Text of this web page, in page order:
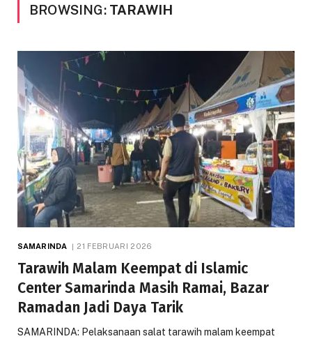
BROWSING: TARAWIH
SAMARINDA 21 FEBRUARI 2026
Tarawih Malam Keempat di Islamic
Center Samarinda Masih Ramai, Bazar
Ramadan Jadi Daya Tarik
SAMARINDA: Pelaksanaan salat tarawih malam keempat